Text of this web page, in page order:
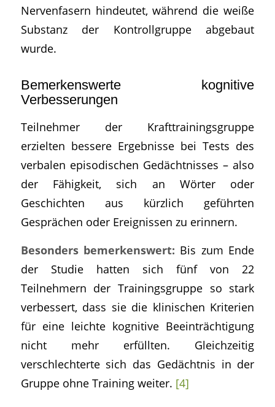
Nervenfasern hindeutet, während die weiße
Substanz der Kontrollgruppe abgebaut
wurde.
Bemerkenswerte kognitive
Verbesserungen
Teilnehmer der Krafttrainingsgruppe
erzielten bessere Ergebnisse bei Tests des
verbalen episodischen Gedächtnisses – also
der Fähigkeit, sich an Wörter oder
Geschichten aus kürzlich geführten
Gesprächen oder Ereignissen zu erinnern.
Besonders bemerkenswert: Bis zum Ende
der Studie hatten sich fünf von 22
Teilnehmern der Trainingsgruppe so stark
verbessert, dass sie die klinischen Kriterien
für eine leichte kognitive Beeinträchtigung
nicht mehr erfüllten. Gleichzeitig
verschlechterte sich das Gedächtnis in der
Gruppe ohne Training weiter. [4]